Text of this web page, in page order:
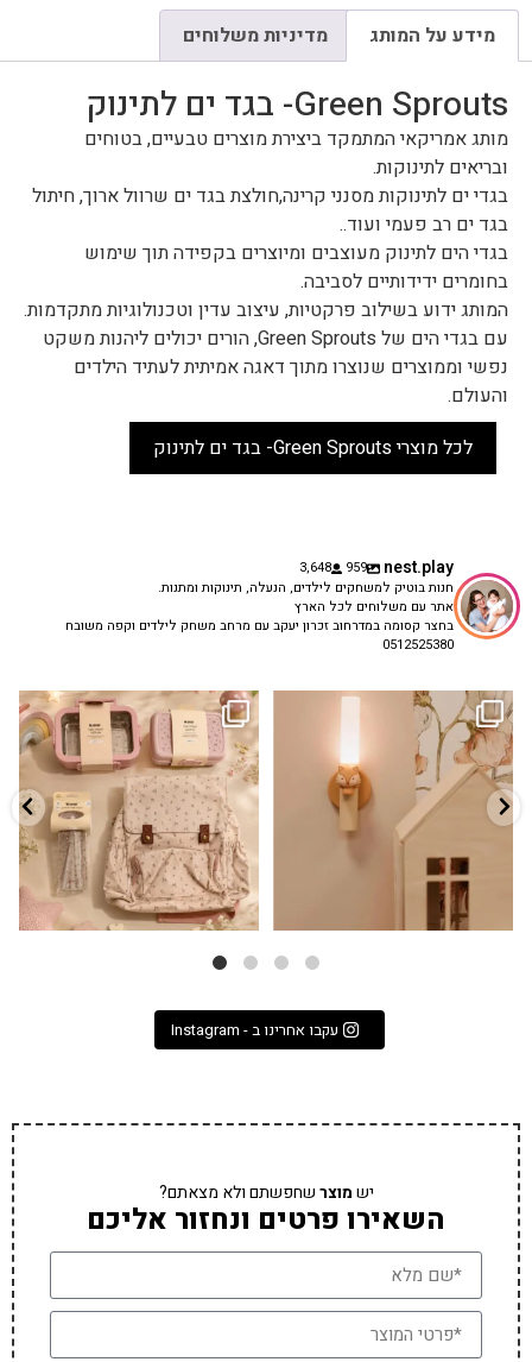
מידע על המותג מדיניות משלוחים
Green Sprouts- בגד ים לתינוק
מותג אמריקאי המתמקד ביצירת מוצרים טבעיים, בטוחים
ובריאים לתינוקות.
בגדי ים לתינוקות מסנני קרינה,חולצת בגד ים שרוול ארוך, חיתול
בגד ים רב פעמי ועוד..
בגדי הים לתינוק מעוצבים ומיוצרים בקפידה תוך שימוש
בחומרים ידידותיים לסביבה.
המותג ידוע בשילוב פרקטיות, עיצוב עדין וטכנולוגיות מתקדמות.
עם בגדי הים של Green Sprouts, הורים יכולים ליהנות משקט
נפשי וממוצרים שנוצרו מתוך דאגה אמיתית לעתיד הילדים
והעולם.
לכל מוצרי Green Sprouts- בגד ים לתינוק
nest.play
959
3,648
חנות בוטיק למשחקים לילדים, הנעלה, תינוקות ומתנות.
אתר עם משלוחים לכל הארץ
בחצר קסומה במדרחוב זכרון יעקב עם מרחב משחק לילדים וקפה משובח
0512525380
✨ חוזרים למסגרת בסטייל! ✨
הקולקציה החדשה...
9 4
גם פריט עיצובי לחדר, גם מנורת לילה
...
0
עקבו אחרינו ב - Instagram
ישמוצרשחפשתם ולא מצאתם?
השאירו פרטים ונחזור אליכם